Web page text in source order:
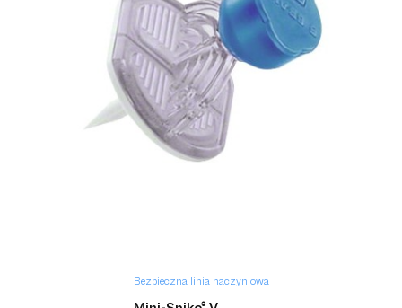
Bezpieczna linia naczyniowa
Adapter do transferu leku FDC 1000
Bezpieczna linia naczyniowa